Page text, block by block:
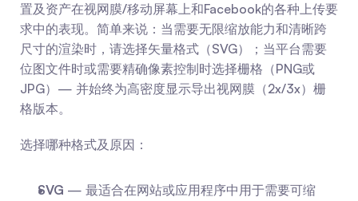
置及资产在视网膜/移动屏幕上和Facebook的各种上传要
求中的表现。简单来说：当需要无限缩放能力和清晰跨
尺寸的渲染时，请选择矢量格式（SVG）；当平台需要
位图文件时或需要精确像素控制时选择栅格（PNG或
JPG）— 并始终为高密度显示导出视网膜（2x/3x）栅
格版本。
选择哪种格式及原因：
SVG — 最适合在网站或应用程序中用于需要可缩